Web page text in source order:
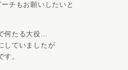
チもお願いしたいと
何たる大役…
していましたが
。